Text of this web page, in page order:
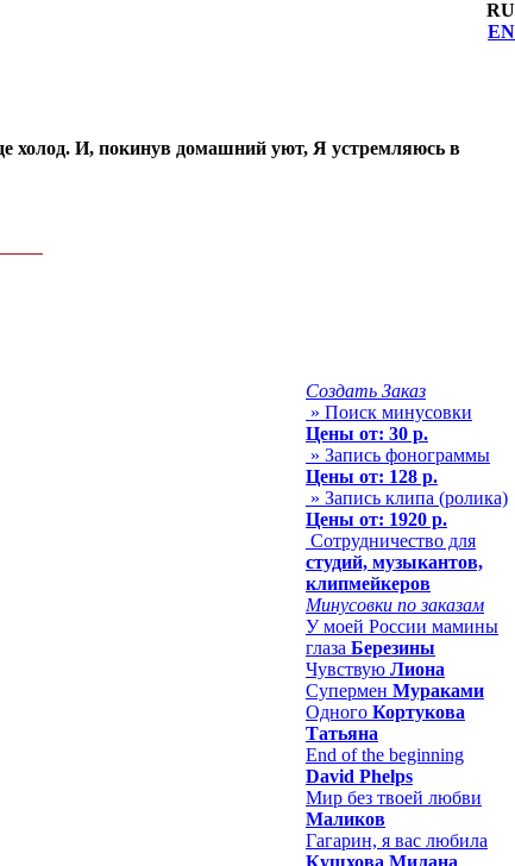
RU
EN
холод. И, покинув домашний уют, Я устремляюсь в
Создать Заказ
» Поиск минусовки
Цены от: 30 р.
» Запись фонограммы
Цены от: 128 р.
» Запись клипа (ролика)
Цены от: 1920 р.
Сотрудничество для
студий, музыкантов,
клипмейкеров
Минусовки по заказам
У моей России мамины
глаза Березины
Чувствую Лиона
Супермен Мураками
Одного Кортукова
Татьяна
End of the beginning
David Phelps
Мир без твоей любви
Маликов
Гагарин, я вас любила
Кушхова Милана